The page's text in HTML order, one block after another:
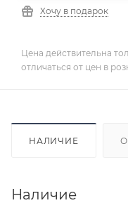
Хочу в подарок
Цена действительна
отличаться от цен в
НАЛИЧИЕ
Наличие